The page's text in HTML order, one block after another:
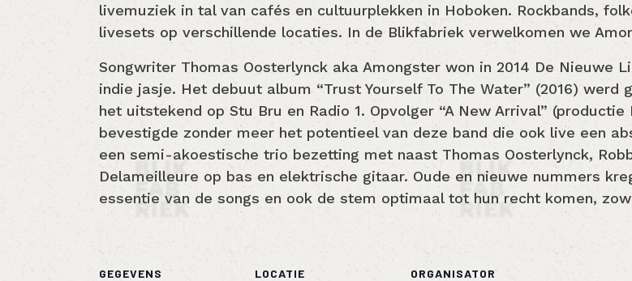
livemuziek in tal van cafés en cultuurplekken in Hoboken. Rockbands,
livesets op verschillende locaties. In de Blikfabriek verwelkomen we
Songwriter Thomas Oosterlynck aka Amongster won in 2014 De Nieuwe
indie jasje. Het debuut album “Trust Yourself To The Water” (2016)
het uitstekend op Stu Bru en Radio 1. Opvolger “A New Arrival” (productie
bevestigde zonder meer het potentieel van deze band die ook live een
een semi-akoestische trio bezetting met naast Thomas Oosterlynck,
Delameilleure op bas en elektrische gitaar. Oude en nieuwe nummers
essentie van de songs en ook de stem optimaal tot hun recht komen,
GEGEVENS LOCATIE ORGANISATOR